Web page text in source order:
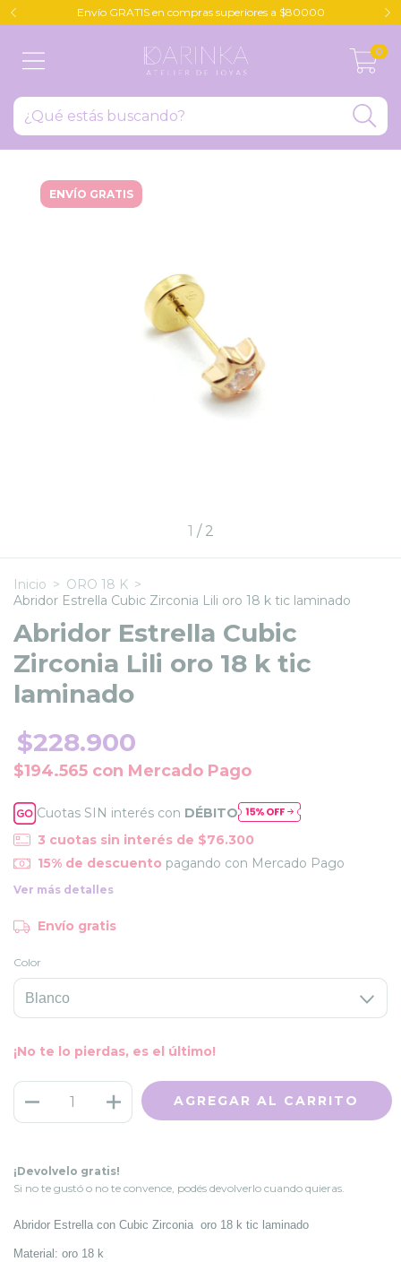
Envío GRATIS en compras superiores a $80000
0
ENVÍO GRATIS
1 / 2
Inicio > ORO 18 K >
Abridor Estrella Cubic Zirconia Lili oro 18 k tic laminado
Abridor Estrella Cubic
Zirconia Lili oro 18 k tic
laminado
$228.900
$194.565 con Mercado Pago
Cuotas SIN interés con DÉBITO
3 cuotas sin interés de $76.300
15% de descuento pagando con Mercado Pago
Ver más detalles
Envío gratis
Color
¡No te lo pierdas, es el último!
¡Devolvelo gratis!
Si no te gustó o no te convence, podés devolverlo cuando quieras.
Abridor Estrella con Cubic Zirconia oro 18 k tic laminado
Material: oro 18 k